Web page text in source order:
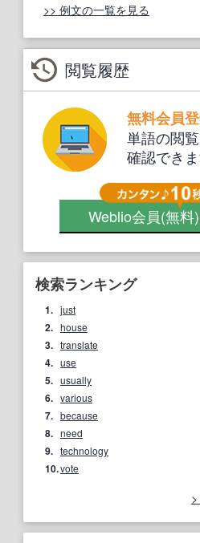
>> 例文の一覧を見る
閲覧履歴
無料会員
単語の閲
確認できま
Weblio会員(無料)
検索ランキング
1. just
2. house
3. translate
4. use
5. usually
6. various
7. because
8. need
9. technology
10.vote